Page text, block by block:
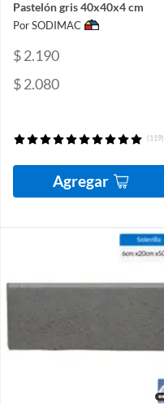
Pastelón gris 40x40x4 cm
Por SODIMAC
$ 2.190
$ 2.080
(119)
Agregar